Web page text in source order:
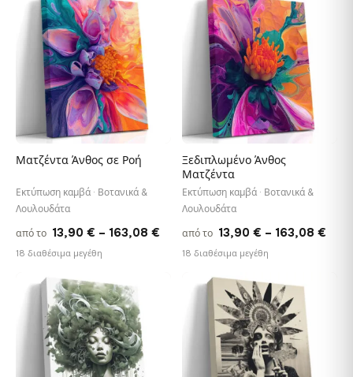
through
163,08 €
♡
Ματζέντα Άνθος σε Ροή
Εκτύπωση καμβά · Βοτανικά &
Λουλουδάτα
από το 13,90 € – 163,08 € Price
range:
18 διαθέσιμα μεγέθη
♡
Ξεδιπλωμένο Άνθος
Ματζέντα
Εκτύπωση καμβά · Βοτανικά &
Λουλουδάτα
από το 13,90 € – 163,08 €
18 διαθέσιμα μεγέθη